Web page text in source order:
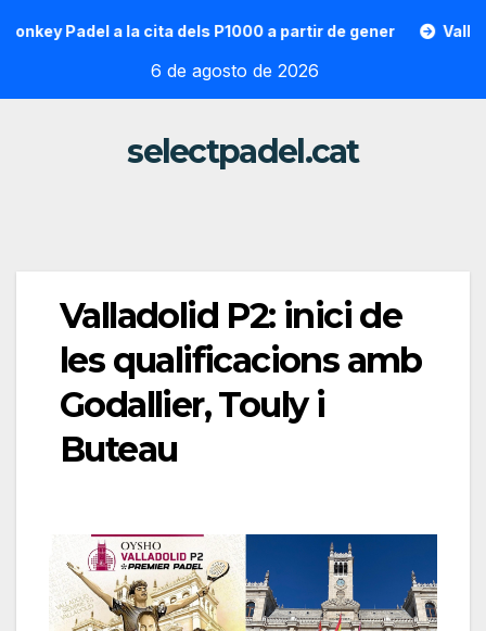
Padel a la cita dels P1000 a partir de gener Vallon
6 de agosto de 2026
selectpadel.cat
Valladolid P2: inici de
les qualificacions amb
Godallier, Touly i
Buteau